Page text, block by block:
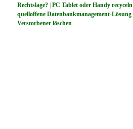
Rechtslage? |PC Tablet oder Handy recyceln
quelloffene Datenbankmanagement-Lösung
Verstorbener löschen